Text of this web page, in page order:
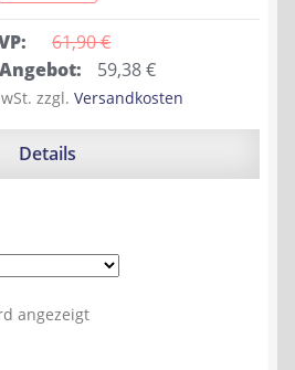
61,90 €
59,38€Aktueller
Preis
ist:
zzgl. Versandkosten
Details
angezeigt